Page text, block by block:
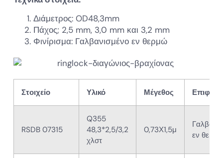
Διάμετρος: OD48,3mm
Πάχος; 2,5 mm, 3,0 mm και 3,2 mm
Φινίρισμα: Γαλβανισμένο εν θερμώ
Στοιχείο Υλικό Μέγεθος
RSDB 07315
Q355
48,3*2,5/3,2
χλστ
0,73Χ1,5μ
εν